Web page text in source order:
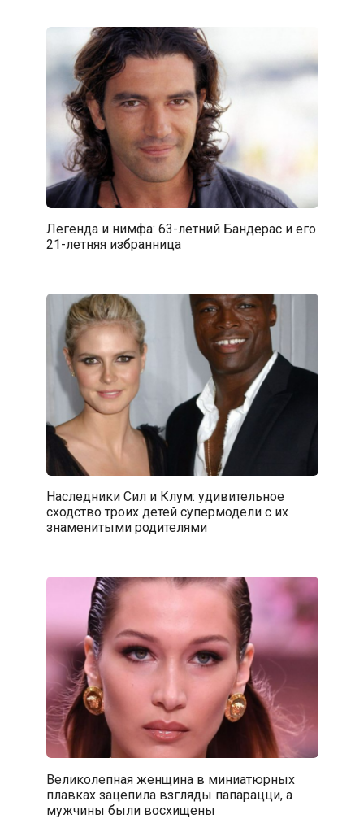
Легенда и нимфа: 63-летний Бандерас и его
21-летняя избранница
Наследники Сил и Клум: удивительное
сходство троих детей супермодели с их
знаменитыми родителями
Великолепная женщина в миниатюрных
плавках зацепила взгляды папарацци, а
мужчины были восхищены